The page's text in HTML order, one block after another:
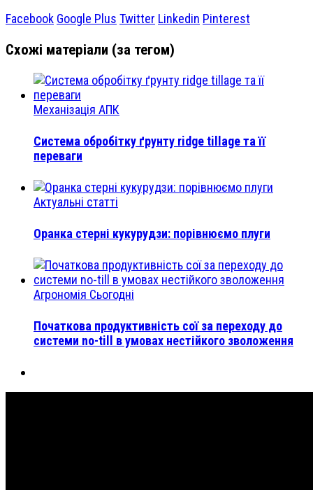
Facebook Google Plus Twitter Linkedin Pinterest
Схожі матеріали (за тегом)
Механізація АПК
Система обробітку ґрунту ridge tillage та її
переваги
Актуальні статті
Оранка стерні кукурудзи: порівнюємо плуги
Агрономія Сьогодні
Початкова продуктивність сої за переходу до
системи no-till в умовах нестійкого зволоження